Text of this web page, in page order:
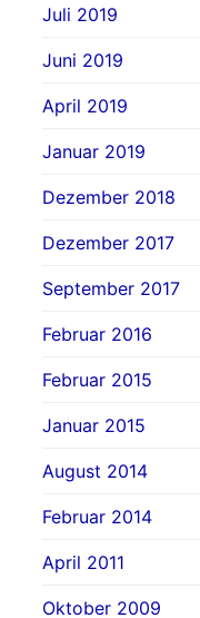
Juli 2019
Juni 2019
April 2019
Januar 2019
Dezember 2018
Dezember 2017
September 2017
Februar 2016
Februar 2015
Januar 2015
August 2014
Februar 2014
April 2011
Oktober 2009